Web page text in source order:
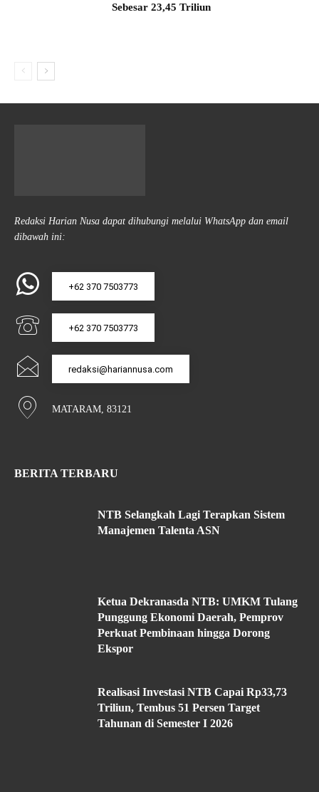
Sebesar 23,45 Triliun
Redaksi Harian Nusa dapat dihubungi melalui WhatsApp dan email
dibawah ini:
+62 370 7503773
+62 370 7503773
redaksi@hariannusa.com
MATARAM, 83121
BERITA TERBARU
NTB Selangkah Lagi Terapkan Sistem
Manajemen Talenta ASN
Ketua Dekranasda NTB: UMKM Tulang
Punggung Ekonomi Daerah, Pemprov
Perkuat Pembinaan hingga Dorong
Ekspor
Realisasi Investasi NTB Capai Rp33,73
Triliun, Tembus 51 Persen Target
Tahunan di Semester I 2026